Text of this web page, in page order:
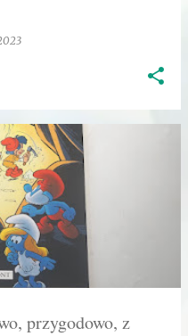
przygodowo, z